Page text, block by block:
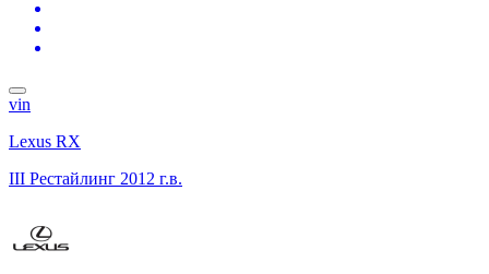
vin
Lexus RX
III Рестайлинг 2012 г.в.